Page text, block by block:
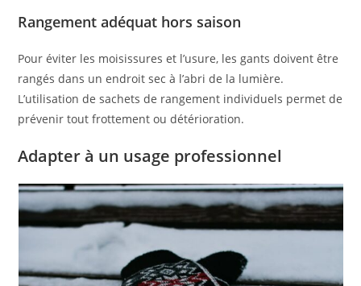
Rangement adéquat hors saison
Pour éviter les moisissures et l’usure, les gants doivent être
rangés dans un endroit sec à l’abri de la lumière.
L’utilisation de sachets de rangement individuels permet de
prévenir tout frottement ou détérioration.
Adapter à un usage professionnel